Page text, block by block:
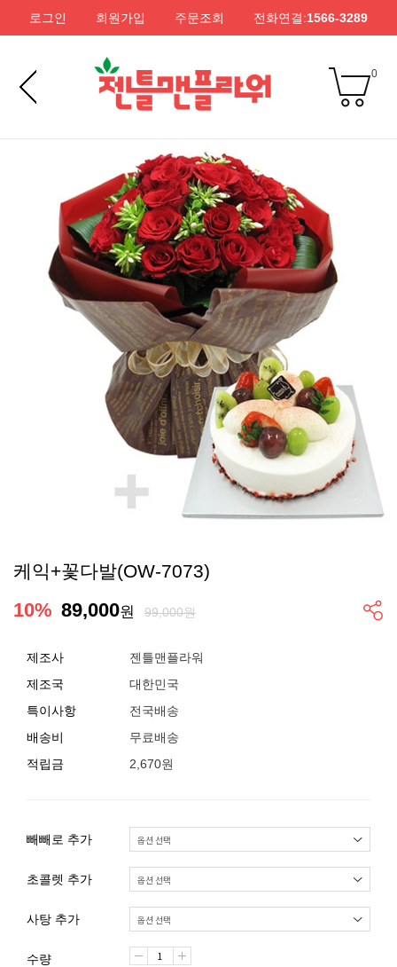
로그인 회원가입 주문조회 전화연결:1566-3289
0
케익+꽃다발(OW-7073)
10% 89,000원 99,000원
제조사
젠틀맨플라워
제조국
대한민국
특이사항
전국배송
배송비
무료배송
적립금
2,670원
빼빼로 추가
초콜렛 추가
사탕 추가
수량